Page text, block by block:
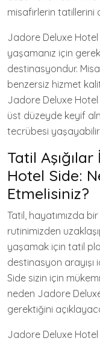
misafirlerin tatillerini
Jadore Deluxe
yaşamanız için
destinasyondur.
benzersiz hizmet
Jadore Deluxe Hotel
üst düzeyde keyif
tecrübesi
Tatil
Hotel Side:
Etmelisiniz?
Tatil, hayatımızda
rutinimizden
yaşamak için tatil
destinasyon
Side sizin için
neden Jadore
gerektiğini
Jadore Deluxe